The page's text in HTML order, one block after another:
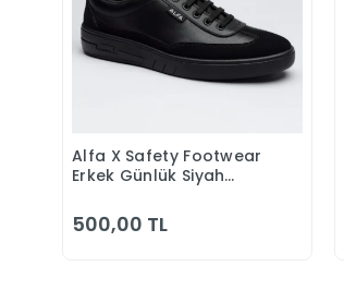
Sepete Ekle
Alfa X Safety Footwear
Erkek Günlük Siyah
500,00 TL